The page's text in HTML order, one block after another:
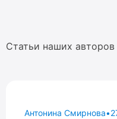
Статьи наших авторов
Антонина Смирнова•